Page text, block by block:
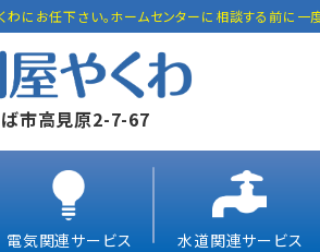
わにお任下さい。ホームセンターに相談する前に一
市高見原2-7-67
電気関連サービス 水道関連サービス